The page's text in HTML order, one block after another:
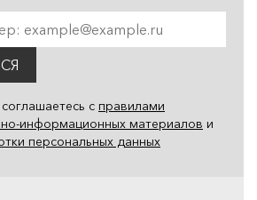
с правилами
информационных материалов и
персональных данных